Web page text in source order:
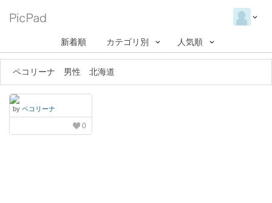
新着順 カテゴリ別 人気順
ペコリーナ 男性 北海道
by ペコリーナ
0